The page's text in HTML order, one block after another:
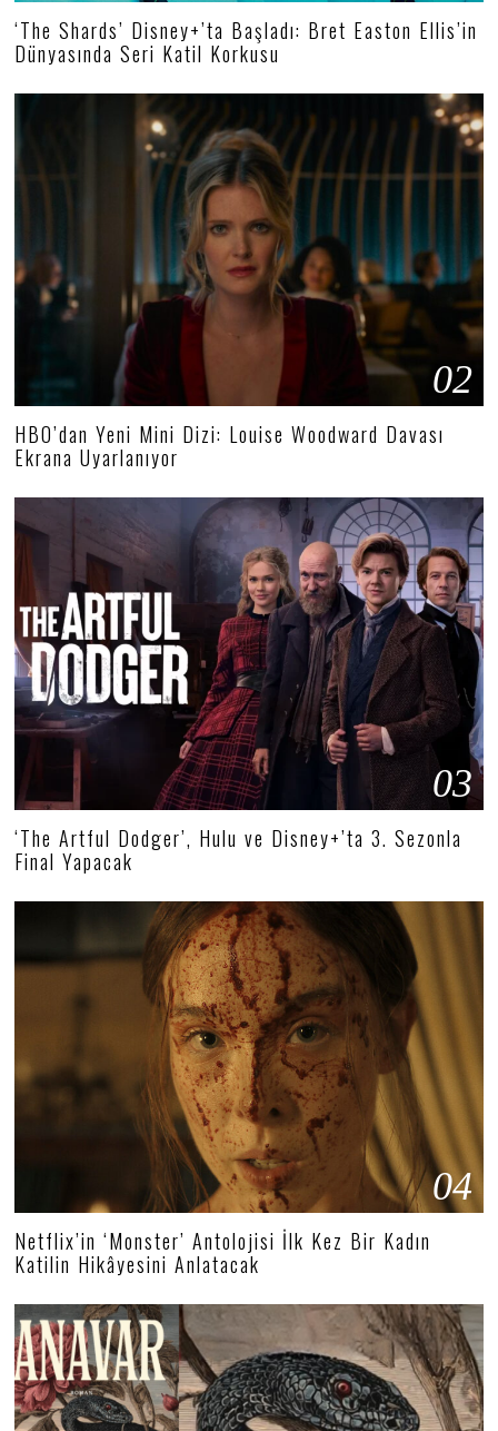
‘The Shards’ Disney+’ta Başladı: Bret Easton Ellis’in
Dünyasında Seri Katil Korkusu
02
HBO’dan Yeni Mini Dizi: Louise Woodward Davası
Ekrana Uyarlanıyor
03
‘The Artful Dodger’, Hulu ve Disney+’ta 3. Sezonla
Final Yapacak
04
Netflix’in ‘Monster’ Antolojisi İlk Kez Bir Kadın
Katilin Hikâyesini Anlatacak